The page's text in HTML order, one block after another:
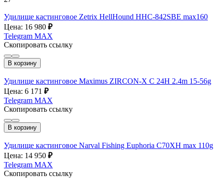
Удилище кастинговое Zetrix HellHound HHС-842SBE max160
Цена: 16 980 ₽
Telegram MAX
Скопировать ссылку
В корзину
Удилище кастинговое Maximus ZIRCON-X C 24H 2.4m 15-56g
Цена: 6 171 ₽
Telegram MAX
Скопировать ссылку
В корзину
Удилище кастинговое Narval Fishing Euphoria C70XH max 110g
Цена: 14 950 ₽
Telegram MAX
Скопировать ссылку